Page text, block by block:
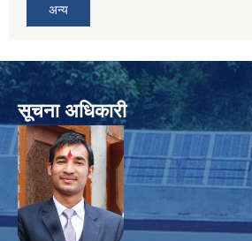
अन्य
सूचना अधिकारी